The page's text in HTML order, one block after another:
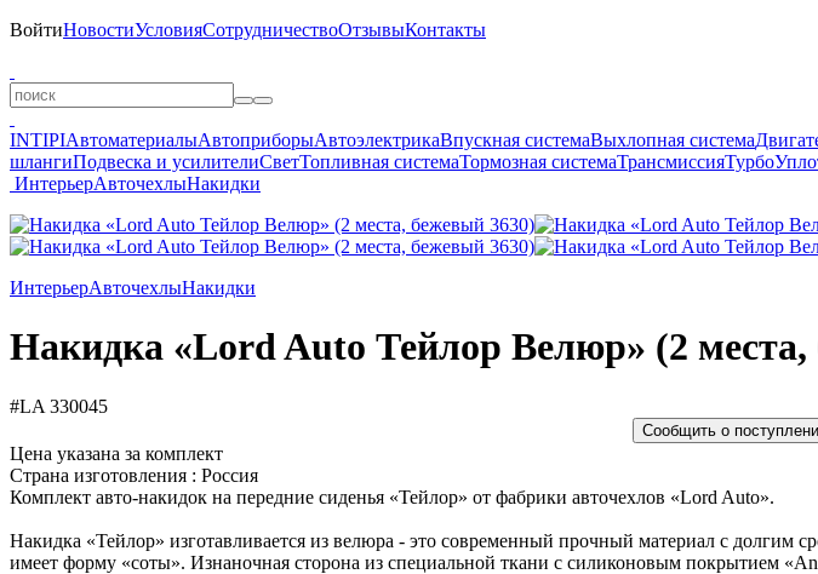
ВойтиНовостиУсловияСотрудничествоОтзывыКонтакты
INTIPIАвтоматериалыАвтоприборыАвтоэлектрикаВпускная системаВыхлопная система
шлангиПодвеска и усилителиСветТопливная системаТормозная системаТрансмиссияТурбо
ИнтерьерАвточехлыНакидки
ИнтерьерАвточехлыНакидки
Накидка «Lord Auto Тейлор Велюр» (2 места,
#LA 330045
Сообщить о
Цена указана за комплект
Страна изготовления : Россия
Комплект авто-накидок на передние сиденья «Тейлор» от фабрики авточехлов «Lord Auto».
Накидка «Тейлор» изготавливается из велюра - это современный прочный материал с
имеет форму «соты». Изнаночная сторона из специальной ткани с силиконовым покрытием